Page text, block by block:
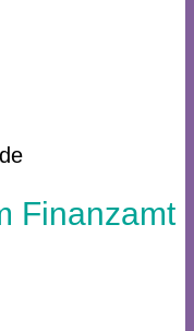
Finanzamt